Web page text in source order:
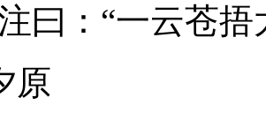
曰：“一云苍捂
原